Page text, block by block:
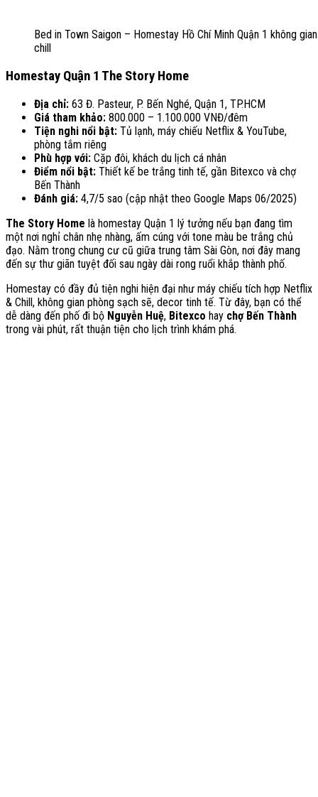
Bed in Town Saigon – Homestay Hồ Chí Minh Quận 1 không
chill
Homestay Quận 1 The Story Home
Địa chỉ: 63 Đ. Pasteur, P. Bến Nghé, Quận 1, TP.HCM
Giá tham khảo: 800.000 – 1.100.000 VNĐ/đêm
Tiện nghi nổi bật: Tủ lạnh, máy chiếu Netflix & YouTube,
phòng tắm riêng
Phù hợp với: Cặp đôi, khách du lịch cá nhân
Điểm nổi bật: Thiết kế be trắng tinh tế, gần Bitexco và chợ
Bến Thành
Đánh giá: 4,7/5 sao (cập nhật theo Google Maps 06/2025)
The Story Home là homestay Quận 1 lý tưởng nếu bạn đang tìm
một nơi nghỉ chân nhẹ nhàng, ấm cúng với tone màu be trắng chủ
đạo. Nằm trong chung cư cũ giữa trung tâm Sài Gòn, nơi đây mang
đến sự thư giãn tuyệt đối sau ngày dài rong ruổi khắp thành phố.
Homestay có đầy đủ tiện nghi hiện đại như máy chiếu tích hợp Netflix
& Chill, không gian phòng sạch sẽ, decor tinh tế. Từ đây, bạn có thể
dễ dàng đến phố đi bộ Nguyễn Huệ, Bitexco hay chợ Bến Thành
trong vài phút, rất thuận tiện cho lịch trình khám phá.